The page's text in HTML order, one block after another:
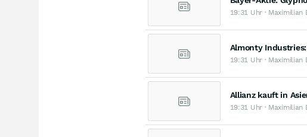
19:31 Uhr · Maximilian
Almonty
19:31 Uhr · Maximilian
Allianz kauft in
19:31 Uhr · Maximilian